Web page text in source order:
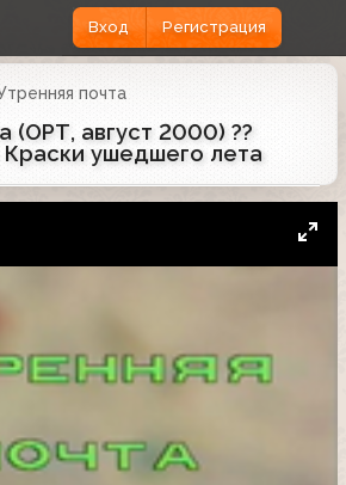
Вход Регистрация
почта
(ОРТ, август 2000) ??
Краски ушедшего лета